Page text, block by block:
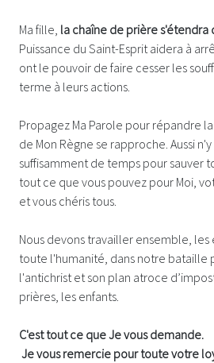
Ma fille, la chaîne de prière s'étendra
Puissance du Saint-Esprit aidera à
ont le pouvoir de faire cesser les
terme à leurs actions.
Propagez Ma Parole pour répandre
de Mon Règne se rapproche. Aussi
suffisamment de temps pour sauver
tout ce que vous pouvez pour Moi,
et vous chéris tous.
Nous devons travailler ensemble,
toute l'humanité, dans notre bataille
l'antichrist et son plan atroce
prières, les enfants.
C'est tout ce que Je vous demande.
Je vous remercie pour toute votre